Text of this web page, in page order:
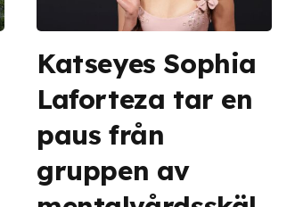
Katseyes Sophia
Laforteza tar en
paus från
gruppen av